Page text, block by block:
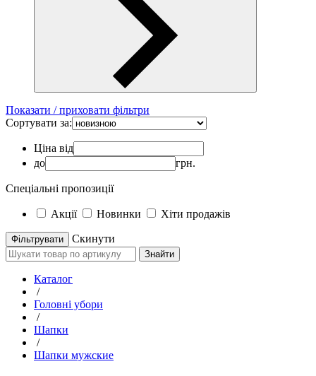
Показати / приховати фільтри
Сортувати за:
Ціна від
до
грн.
Спеціальні пропозиції
Акції Новинки Хіти продажів
Скинути
Знайти
Каталог
/
Головні убори
/
Шапки
/
Шапки мужские